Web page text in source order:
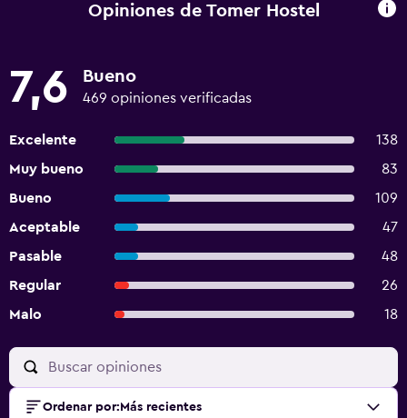
Opiniones de Tomer Hostel
7,6 Bueno
469 opiniones verificadas
Excelente
138
Muy bueno
83
Bueno
109
Aceptable
47
Pasable
48
Regular
26
Malo
18
Ordenar por: Más recientes